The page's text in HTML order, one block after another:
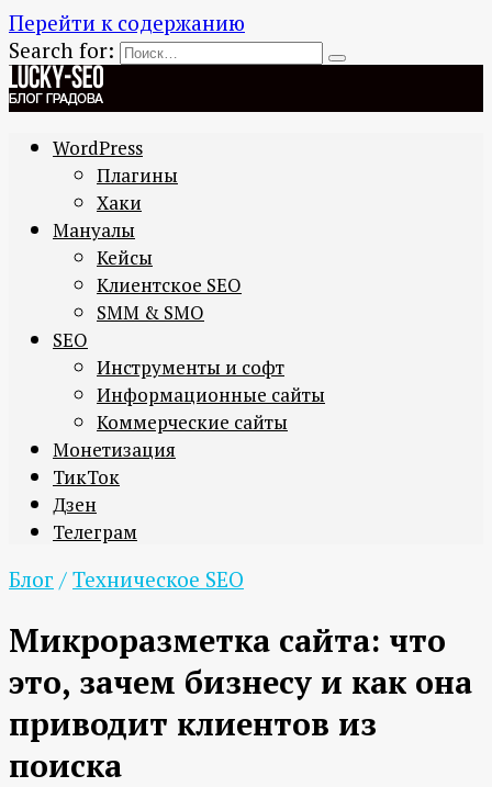
Перейти к содержанию
Search for:
WordPress
Плагины
Хаки
Мануалы
Кейсы
Клиентское SEO
SMM & SMO
SEO
Инструменты и софт
Информационные сайты
Коммерческие сайты
Монетизация
ТикТок
Дзен
Телеграм
Блог / Техническое SEO
Микроразметка сайта: что
это, зачем бизнесу и как она
приводит клиентов из
поиска